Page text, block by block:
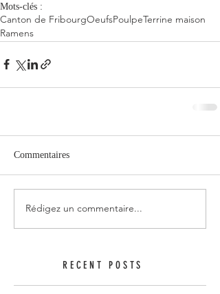
Mots-clés :
Canton de FribourgOeufsPoulpeTerrine maison
Ramens
Commentaires
Rédigez un commentaire...
RECENT POSTS